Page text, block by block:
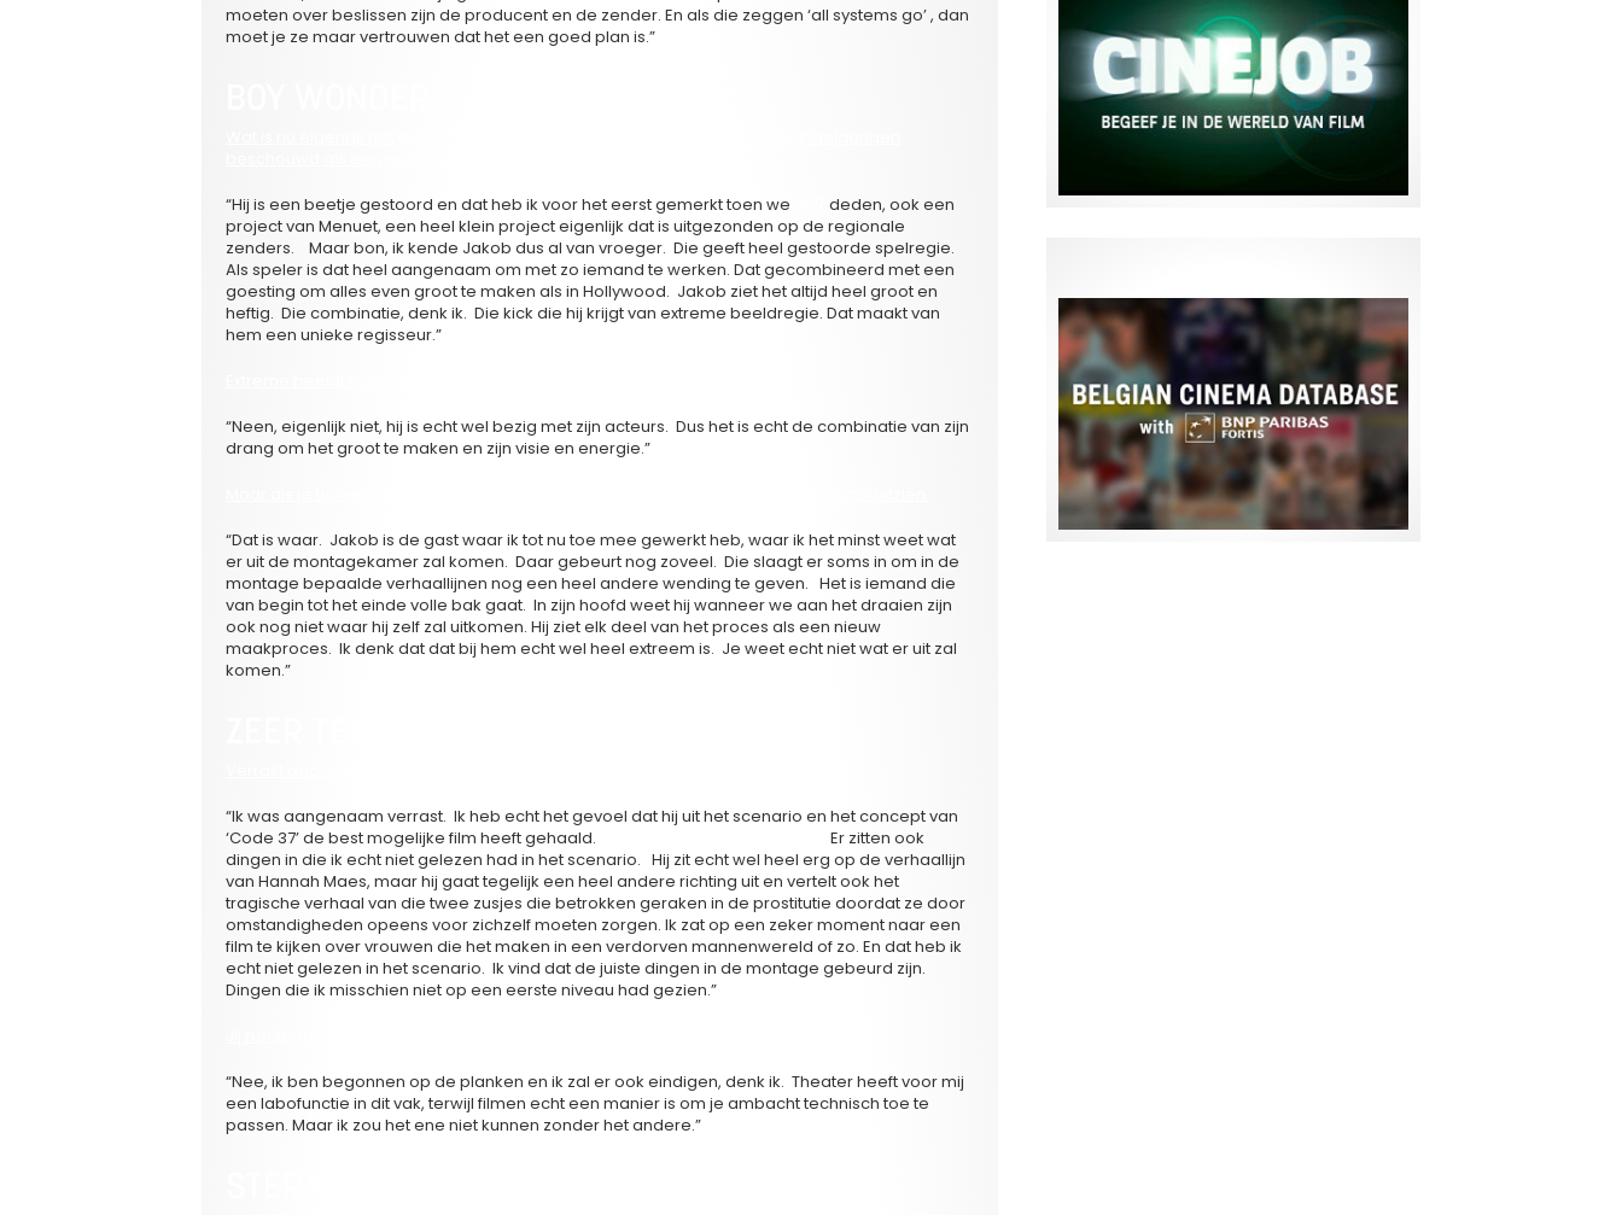
moeten over beslissen zijn de producent en de zender. En als die zeggen ‘all systems go’ , dan
moet je ze maar vertrouwen dat het een goed plan is.”
“Hij is een beetje gestoord en dat heb ik voor het eerst gemerkt toen we
deden, ook een
project van Menuet, een heel klein project eigenlijk dat is uitgezonden op de regionale
zenders. Maar bon, ik kende Jakob dus al van vroeger. Die geeft heel gestoorde spelregie.
Als speler is dat heel aangenaam om met zo iemand te werken. Dat gecombineerd met een
goesting om alles even groot te maken als in Hollywood. Jakob ziet het altijd heel groot en
heftig. Die combinatie, denk ik. Die kick die hij krijgt van extreme beeldregie. Dat maakt van
hem een unieke regisseur.”
“Neen, eigenlijk niet, hij is echt wel bezig met zijn acteurs. Dus het is echt de combinatie van zijn
drang om het groot te maken en zijn visie en energie.”
“Dat is waar. Jakob is de gast waar ik tot nu toe mee gewerkt heb, waar ik het minst weet wat
er uit de montagekamer zal komen. Daar gebeurt nog zoveel. Die slaagt er soms in om in de
montage bepaalde verhaallijnen nog een heel andere wending te geven. Het is iemand die
van begin tot het einde volle bak gaat. In zijn hoofd weet hij wanneer we aan het draaien zijn
ook nog niet waar hij zelf zal uitkomen. Hij ziet elk deel van het proces als een nieuw
maakproces. Ik denk dat dat bij hem echt wel heel extreem is. Je weet echt niet wat er uit zal
komen.”
“Ik was aangenaam verrast. Ik heb echt het gevoel dat hij uit het scenario en het concept van
‘Code 37’ de best mogelijke film heeft gehaald.
Er zitten ook
dingen in die ik echt niet gelezen had in het scenario. Hij zit echt wel heel erg op de verhaallijn
van Hannah Maes, maar hij gaat tegelijk een heel andere richting uit en vertelt ook het
tragische verhaal van die twee zusjes die betrokken geraken in de prostitutie doordat ze door
omstandigheden opeens voor zichzelf moeten zorgen. Ik zat op een zeker moment naar een
film te kijken over vrouwen die het maken in een verdorven mannenwereld of zo. En dat heb ik
echt niet gelezen in het scenario. Ik vind dat de juiste dingen in de montage gebeurd zijn.
Dingen die ik misschien niet op een eerste niveau had gezien.”
“Nee, ik ben begonnen op de planken en ik zal er ook eindigen, denk ik. Theater heeft voor mij
een labofunctie in dit vak, terwijl filmen echt een manier is om je ambacht technisch toe te
passen. Maar ik zou het ene niet kunnen zonder het andere.”